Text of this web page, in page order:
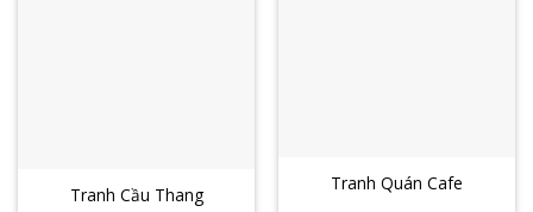
Tranh Cầu Thang
Tranh Quán Cafe